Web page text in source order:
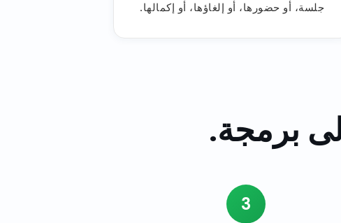
جلسة، أو حضورها، أو إلغاؤها، أو إكمالها.
3